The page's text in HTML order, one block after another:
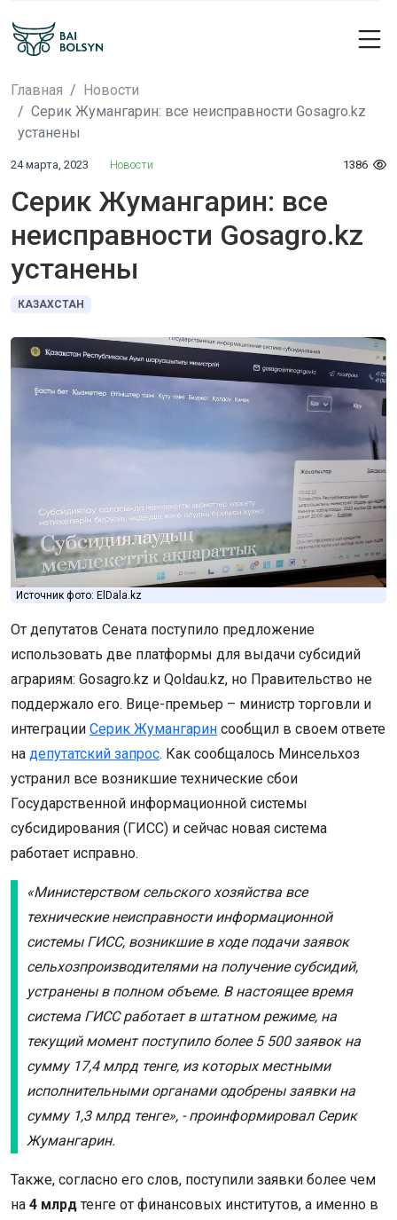
Главная
Новости
Серик Жумангарин: все неисправности Gosagro.kz
устанены
24 марта, 2023 Новости 1386
Серик Жумангарин: все
неисправности Gosagro.kz
устанены
КАЗАХСТАН
Источник фото: ElDala.kz
От депутатов Сената поступило предложение
использовать две платформы для выдачи субсидий
аграриям: Gosagro.kz и Qoldau.kz, но Правительство не
поддержало его. Вице-премьер – министр торговли и
интеграции Серик Жумангарин сообщил в своем ответе
на депутатский запрос. Как сообщалось Минсельхоз
устранил все возникшие технические сбои
Государственной информационной системы
субсидирования (ГИСС) и сейчас новая система
работает исправно.
«Министерством сельского хозяйства все
технические неисправности информационной
системы ГИСС, возникшие в ходе подачи заявок
сельхозпроизводителями на получение субсидий,
устранены в полном объеме. В настоящее время
система ГИСС работает в штатном режиме, на
текущий момент поступило более 5 500 заявок на
сумму 17,4 млрд тенге, из которых местными
исполнительными органами одобрены заявки на
сумму 1,3 млрд тенге», - проинформировал Серик
Жумангарин.
Также, согласно его слов, поступили заявки более чем
на 4 млрд тенге от финансовых институтов, а именно в